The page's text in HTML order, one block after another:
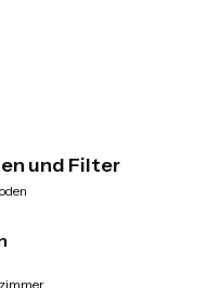
und Filter